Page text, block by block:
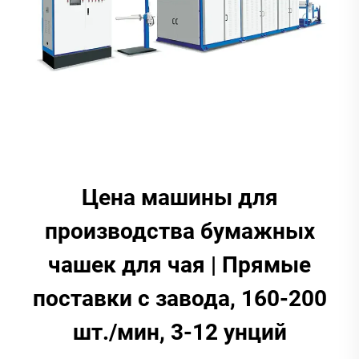
Цена машины для
производства бумажных
чашек для чая | Прямые
поставки с завода, 160-200
шт./мин, 3-12 унций